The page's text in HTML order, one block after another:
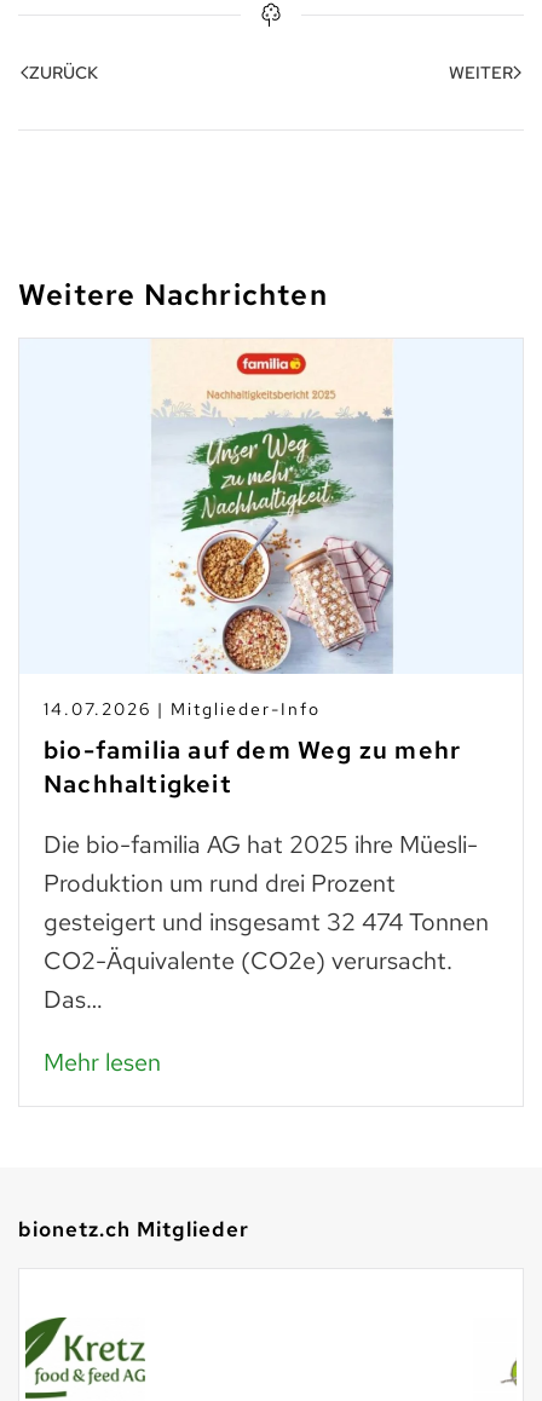
ZURÜCK WEITER
Weitere Nachrichten
14.07.2026 | Mitglieder-Info
bio-familia auf dem Weg zu mehr
Nachhaltigkeit
Die bio-familia AG hat 2025 ihre Müesli-
Produktion um rund drei Prozent
gesteigert und insgesamt 32 474 Tonnen
CO2-Äquivalente (CO2e) verursacht.
Das…
Mehr lesen
bionetz.ch Mitglieder